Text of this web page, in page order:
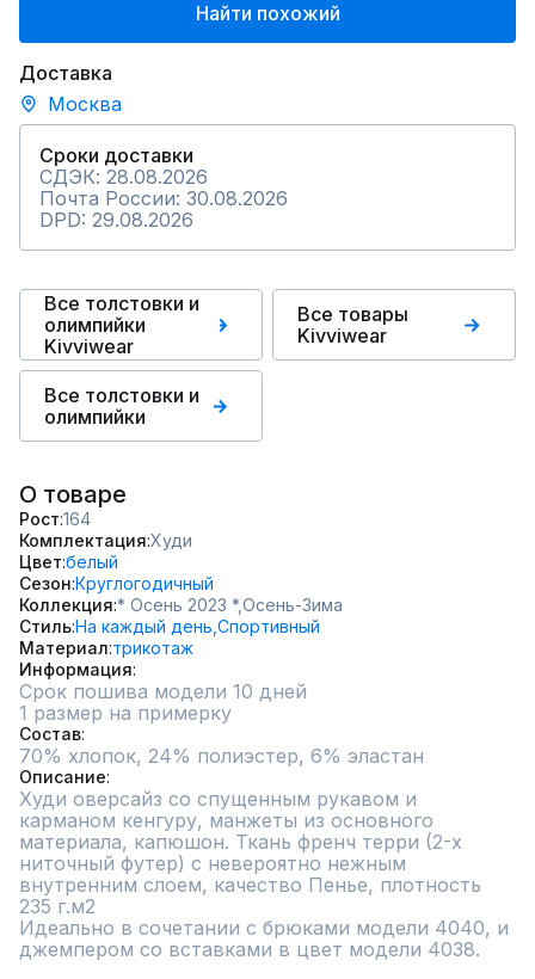
Найти похожий
Доставка
Москва
Сроки доставки
СДЭК: 28.08.2026
Почта России: 30.08.2026
DPD: 29.08.2026
Все толстовки и
олимпийки
Kivviwear
Все товары
Kivviwear
Все толстовки и
олимпийки
О товаре
Рост 164
Комплектация Худи
Цвет белый
Сезон Круглогодичный
Коллекция * Осень 2023 *,Осень-Зима
СтильНа каждый день, Спортивный
Материал трикотаж
Информация
Срок пошива модели 10 дней
1 размер на примерку
Состав
70% хлопок, 24% полиэстер, 6% эластан
Описание
Худи оверсайз со спущенным рукавом и
карманом кенгуру, манжеты из основного
материала, капюшон. Ткань френч терри (2-х
ниточный футер) с невероятно нежным
внутренним слоем, качество Пенье, плотность
235 г.м2
Идеально в сочетании с брюками модели 4040, и
джемпером со вставками в цвет модели 4038.